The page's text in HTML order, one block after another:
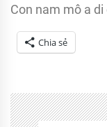
Con nam mô a
Chia sẻ
Tứ